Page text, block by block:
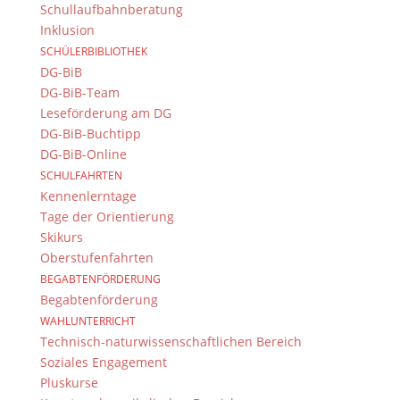
Schullaufbahnberatung
Inklusion
SCHÜLERBIBLIOTHEK
DG-BiB
DG-BiB-Team
Leseförderung am DG
DG-BiB-Buchtipp
DG-BiB-Online
SCHULFAHRTEN
Kennenlerntage
Tage der Orientierung
Skikurs
Oberstufenfahrten
BEGABTENFÖRDERUNG
Begabtenförderung
WAHLUNTERRICHT
Technisch-naturwissenschaftlichen Bereich
Soziales Engagement
Pluskurse
von geschätz1 11°Plato berechneten wir eine
Biersteuer von 69 Cent.
Benjamin A., 10c und Catja Bier
Spendenaktion II –
Frühjahrsblumen in den
Farben der Ukraine
17. März 2022
Auch die zweite Spendenaktion am DG hat eine
großartige Unterstützung erfahren:
Zum einen wurden uns fast 300 Töpfe mit Primeln
und Stiefmütterchen geschenkt! Ein herzliches